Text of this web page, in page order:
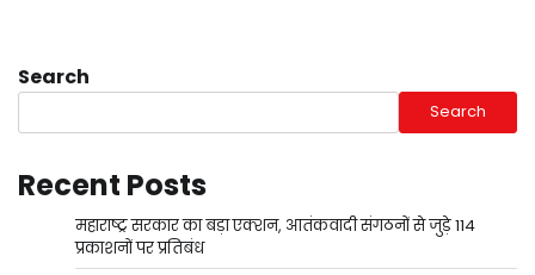
Search
Search
Recent Posts
महाराष्ट्र सरकार का बड़ा एक्शन, आतंकवादी संगठनों से जुड़े 114
प्रकाशनों पर प्रतिबंध